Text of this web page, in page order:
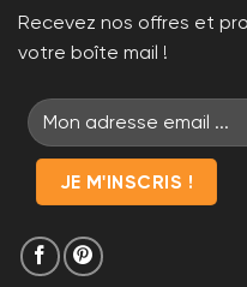
Recevez nos offres et
votre boîte mail !